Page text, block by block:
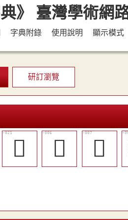
字典附錄 使用說明 顯示模式
研訂瀏覽
󳤬 𤙟 󳤥